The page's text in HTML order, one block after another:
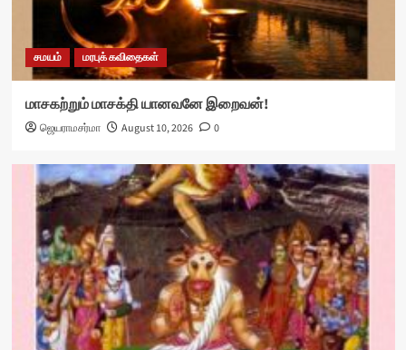
சமயம் மரபுக் கவிதைகள்
மாசகற்றும் மாசக்தி யானவனே இறைவன்!
ஜெயராமசர்மா August 10, 2026 0